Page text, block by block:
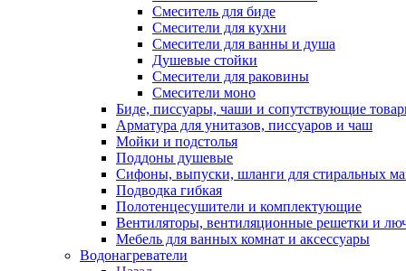
Смеситель для биде
Смесители для кухни
Смесители для ванны и душа
Душевые стойки
Смесители для раковины
Смесители моно
Биде, писсуары, чаши и сопутствующие
Арматура для унитазов, писсуаров и чаш
Мойки и подстолья
Поддоны душевые
Сифоны, выпуски, шланги для стиральных
Подводка гибкая
Полотенцесушители и комплектующие
Вентиляторы, вентиляционные решетки и
Мебель для ванных комнат и аксессуары
Водонагреватели